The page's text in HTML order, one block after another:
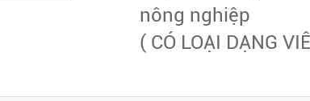
nông nghiệp
( CÓ LOẠI DẠNG